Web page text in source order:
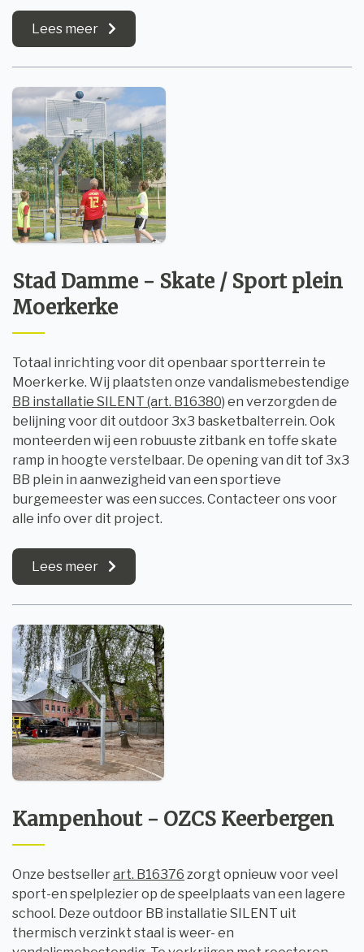
Lees meer
Stad Damme - Skate / Sport plein
Moerkerke
Totaal inrichting voor dit openbaar sportterrein te
Moerkerke. Wij plaatsten onze vandalismebestendige
BB installatie SILENT (art. B16380) en verzorgden de
belijning voor dit outdoor 3x3 basketbalterrein. Ook
monteerden wij een robuuste zitbank en toffe skate
ramp in hoogte verstelbaar. De opening van dit tof 3x3
BB plein in aanwezigheid van een sportieve
burgemeester was een succes. Contacteer ons voor
alle info over dit project.
Lees meer
Kampenhout - OZCS Keerbergen
Onze bestsellerart. B16376 zorgt opnieuw voor veel
sport-en spelplezier op de speelplaats van een lagere
school. Deze outdoor BB installatie SILENT uit
thermisch verzinkt staal is weer- en